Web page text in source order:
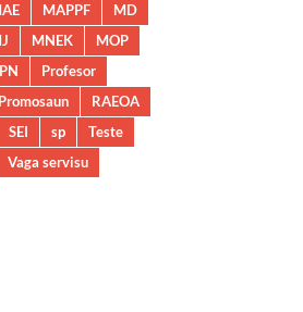
MAPPF
MD
MNEK
MOP
PN
Profesor
Promosaun
RAEOA
SEI sp
Teste
Vaga servisu